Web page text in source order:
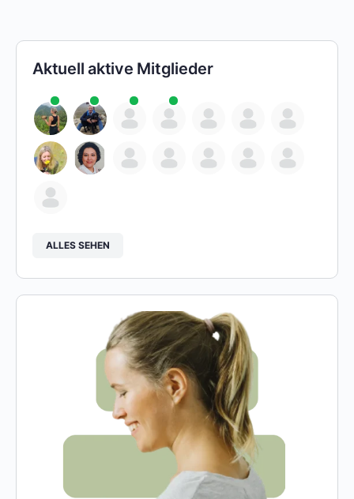
Aktuell aktive Mitglieder
ALLES SEHEN